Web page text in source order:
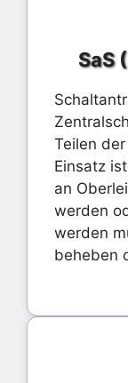
SaS
Teilen
Einsatz
an
werden
werden
beheben